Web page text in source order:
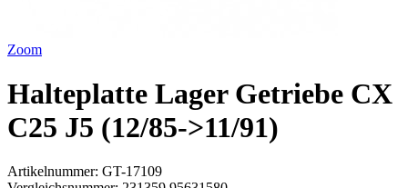
Zoom
Halteplatte Lager Getriebe CX
C25 J5 (12/85->11/91)
Artikelnummer: GT-17109